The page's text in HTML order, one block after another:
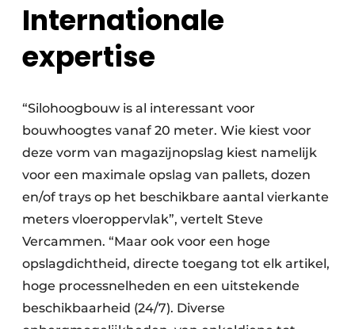
Internationale
expertise
“Silohoogbouw is al interessant voor
bouwhoogtes vanaf 20 meter. Wie kiest voor
deze vorm van magazijnopslag kiest namelijk
voor een maximale opslag van pallets, dozen
en/of trays op het beschikbare aantal vierkante
meters vloeroppervlak”, vertelt Steve
Vercammen. “Maar ook voor een hoge
opslagdichtheid, directe toegang tot elk artikel,
hoge processnelheden en een uitstekende
beschikbaarheid (24/7). Diverse